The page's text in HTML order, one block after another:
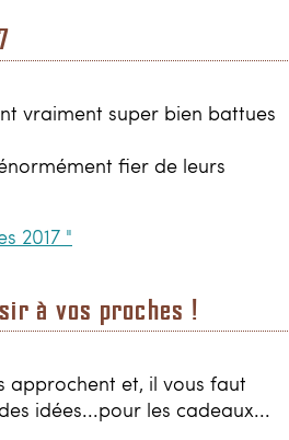
vraiment super bien battues
fier de leurs
2017 "
à vos proches !
approchent et, il vous faut
idées...pour les cadeaux...